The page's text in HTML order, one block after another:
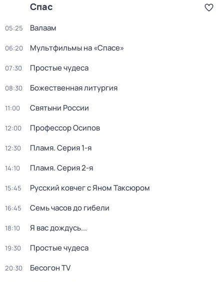
Спас
05:25 Валаам
06:20 Мультфильмы на «Спасе»
07:30 Простые чудеса
08:30 Божественная литургия
11:00 Святыни России
12:00 Профессор Осипов
12:30 Пламя. Серия 1-я
14:10 Пламя. Серия 2-я
15:45 Русский ковчег с Яном Таксюром
16:45 Семь часов до гибели
18:10 Я вас дождусь...
19:30 Простые чудеса
20:30 Бесогон TV